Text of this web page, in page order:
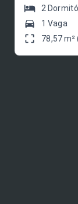
2
1 Vaga
78,57